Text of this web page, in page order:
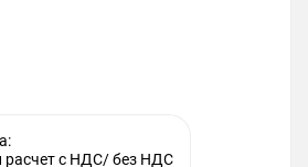
с НДС/ без НДС